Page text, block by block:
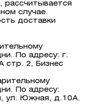
рассчитывается
случае.
доставки
По адресу: г.
стр. 2, Бизнес
По адресу:
ул. Южная, д.10А.